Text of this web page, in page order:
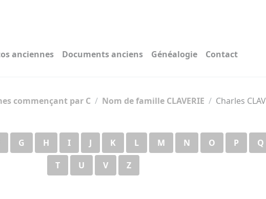
anciennes Documents anciens Généalogie Contact
commençant par C Nom de famille CLAVERIE Charles
G H I J K L M N O P Q
T
U V Z